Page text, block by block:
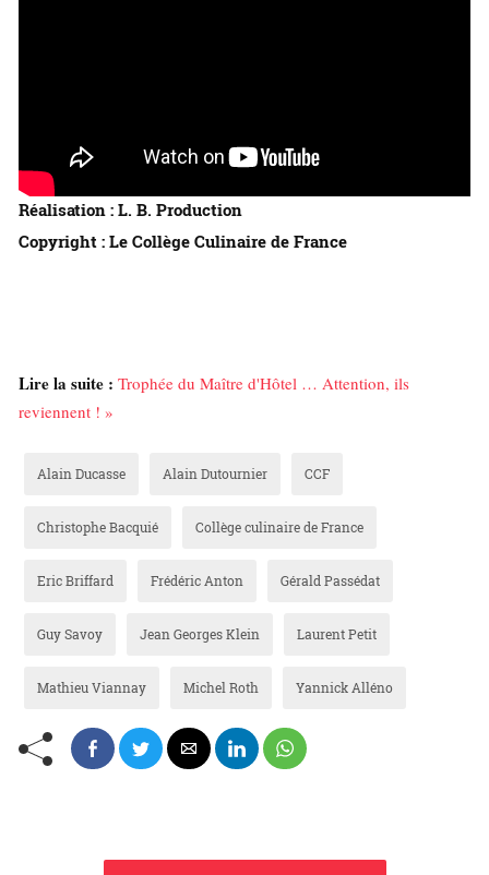
Réalisation : L. B. Production
Copyright : Le Collège Culinaire de France
Lire la suite : Trophée du Maître d'Hôtel … Attention, ils
reviennent ! »
Alain Ducasse Alain Dutournier CCF
Christophe Bacquié Collège culinaire de France
Eric Briffard Frédéric Anton Gérald Passédat
Guy Savoy Jean Georges Klein Laurent Petit
Mathieu Viannay Michel Roth Yannick Alléno